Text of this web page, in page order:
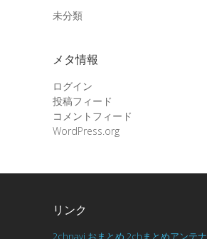
未分類
メタ情報
ログイン
投稿フィード
コメントフィード
WordPress.org
リンク
2chnavi おまとめ 2chまとめアンテナ